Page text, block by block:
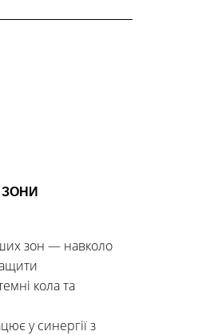
ЗОНИ
зон — навколо
кола та
у синергії з